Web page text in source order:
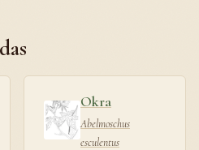
Okra
Abelmoschus
esculentus